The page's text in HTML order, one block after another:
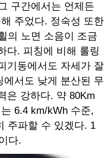
구간에서는 언제든
주었다. 정숙성 또한
의 노면 소음이 조금
다. 피칭에 비해 롤링
기동에서도 자세가 잘
서도 낮게 분산된 무
은 강하다. 약 80Km
6.4 km/kWh 수준,
주파할 수 있겠다. 1
다.